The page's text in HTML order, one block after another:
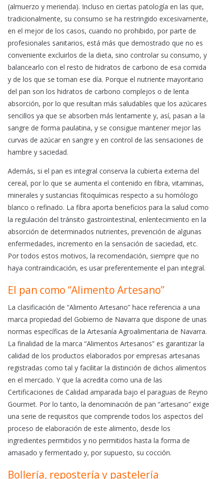
(almuerzo y merienda). Incluso en ciertas patología en las que,
tradicionalmente, su consumo se ha restringido excesivamente,
en el mejor de los casos, cuando no prohibido, por parte de
profesionales sanitarios, está más que demostrado que no es
conveniente excluirlos de la dieta, sino controlar su consumo, y
balancearlo con el resto de hidratos de carbono de esa comida
y de los que se toman ese día. Porque el nutriente mayoritario
del pan son los hidratos de carbono complejos o de lenta
absorción, por lo que resultan más saludables que los azúcares
sencillos ya que se absorben más lentamente y, así, pasan a la
sangre de forma paulatina, y se consigue mantener mejor las
curvas de azúcar en sangre y en control de las sensaciones de
hambre y saciedad.
Además, si el pan es integral conserva la cubierta externa del
cereal, por lo que se aumenta el contenido en fibra, vitaminas,
minerales y sustancias fitoquímicas respecto a su homólogo
blanco o refinado. La fibra aporta beneficios para la salud como
la regulación del tránsito gastrointestinal, enlentecimiento en la
absorción de determinados nutrientes, prevención de algunas
enfermedades, incremento en la sensación de saciedad, etc.
Por todos estos motivos, la recomendación, siempre que no
haya contraindicación, es usar preferentemente el pan integral.
El pan como “Alimento Artesano”
La clasificación de “Alimento Artesano” hace referencia a una
marca propiedad del Gobierno de Navarra que dispone de unas
normas específicas de la Artesanía Agroalimentaria de Navarra.
La finalidad de la marca “Alimentos Artesanos” es garantizar la
calidad de los productos elaborados por empresas artesanas
registradas como tal y facilitar la distinción de dichos alimentos
en el mercado. Y que la acredita como una de las
Certificaciones de Calidad amparada bajo el paraguas de Reyno
Gourmet. Por lo tanto, la denominación de pan “artesano” exige
una serie de requisitos que comprende todos los aspectos del
proceso de elaboración de este alimento, desde los
ingredientes permitidos y no permitidos hasta la forma de
amasado y fermentado y, por supuesto, su cocción.
Bollería, repostería y pastelería